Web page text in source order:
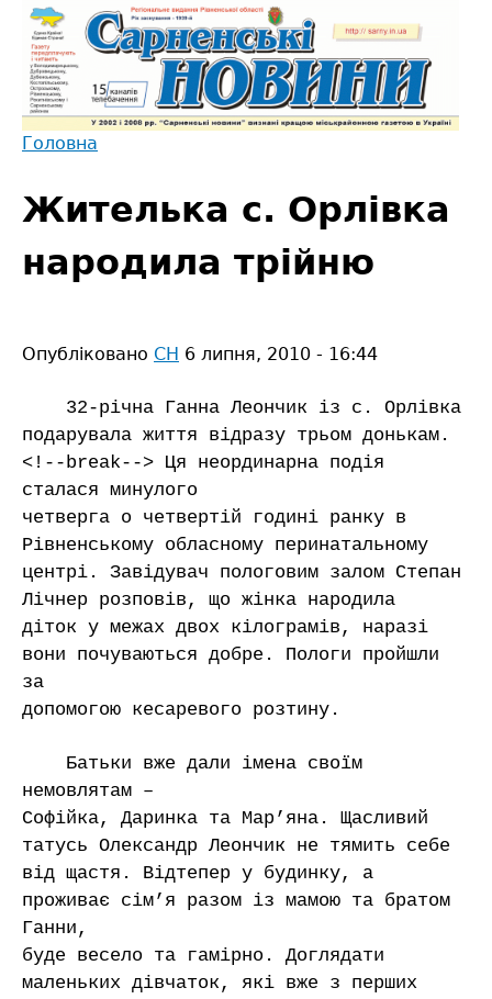
Jump
navigation
є
тут
Головна
to
top
Жителька с. Орлівка
народила трійню
Опубліковано СН 6 липня, 2010 - 16:44
32-річна Ганна Леончик із с. Орлівка
подарувала життя відразу трьом донькам.
<!--break--> Ця неординарна подія
сталася минулого
четверга о четвертій годині ранку в
Рівненському обласному перинатальному
центрі. Завідувач пологовим залом Степан
Лічнер розповів, що жінка народила
діток у межах двох кілограмів, наразі
вони почуваються добре. Пологи пройшли
за
допомогою кесаревого розтину.
Батьки вже дали імена своїм
немовлятам –
Софійка, Даринка та Мар’яна. Щасливий
татусь Олександр Леончик не тямить себе
від щастя. Відтепер у будинку, а
проживає сім’я разом із мамою та братом
Ганни,
буде весело та гамірно. Доглядати
маленьких дівчаток, які вже з перших